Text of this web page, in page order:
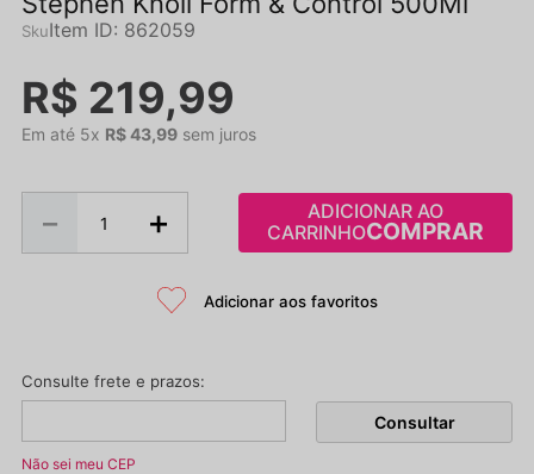
Item ID: 862059
R$ 219,99
Em até 5x R$43,99 sem juros
＋
－
ADICIONAR AO
CARRINHO
Não sei meu CEP